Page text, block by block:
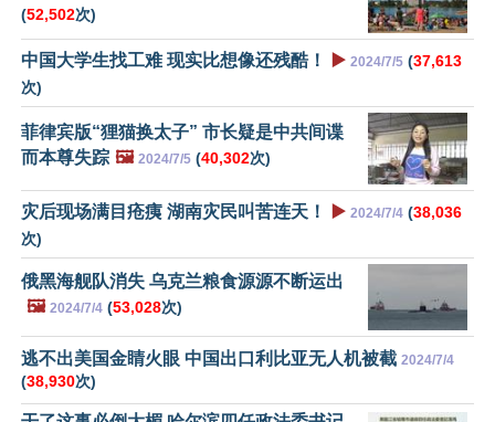
(52,502次)
中国大学生找工难 现实比想像还残酷！ ▶️ 2024/7/5 (37,613
次)
菲律宾版“狸猫换太子” 市长疑是中共间谍
而本尊失踪 🖼️ 2024/7/5 (40,302次)
灾后现场满目疮痍 湖南灾民叫苦连天！ ▶️ 2024/7/4 (38,036
次)
俄黑海舰队消失 乌克兰粮食源源不断运出
🖼️ 2024/7/4 (53,028次)
逃不出美国金睛火眼 中国出口利比亚无人机被截 2024/7/4
(38,930次)